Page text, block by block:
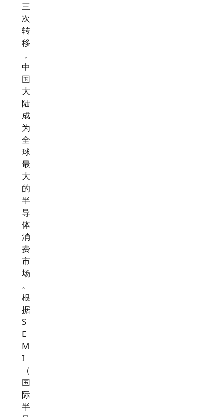
三
次
转
移
，
中
国
大
陆
成
为
全
球
最
大
的
半
导
体
消
费
市
场
。
根
据
S
E
M
I
（
国
际
半